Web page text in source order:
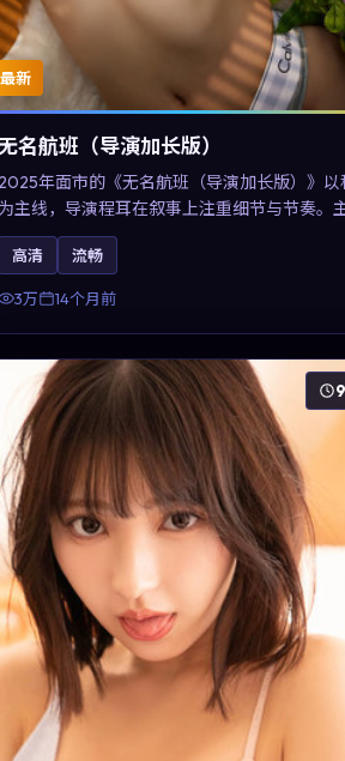
最新
名航班（导演加长版）
年面市的《无名航班（导演加长版）》以
主线，导演程耳在叙事上注重细节与节奏。
面，周冬雨、凯特·布兰切特与巩俐的表演为角
添层次。故事以女性视角重写传统类型片的叙
性，可作为美国影视爱好者的高清观影选择。
高清 流畅
3万 14个月前